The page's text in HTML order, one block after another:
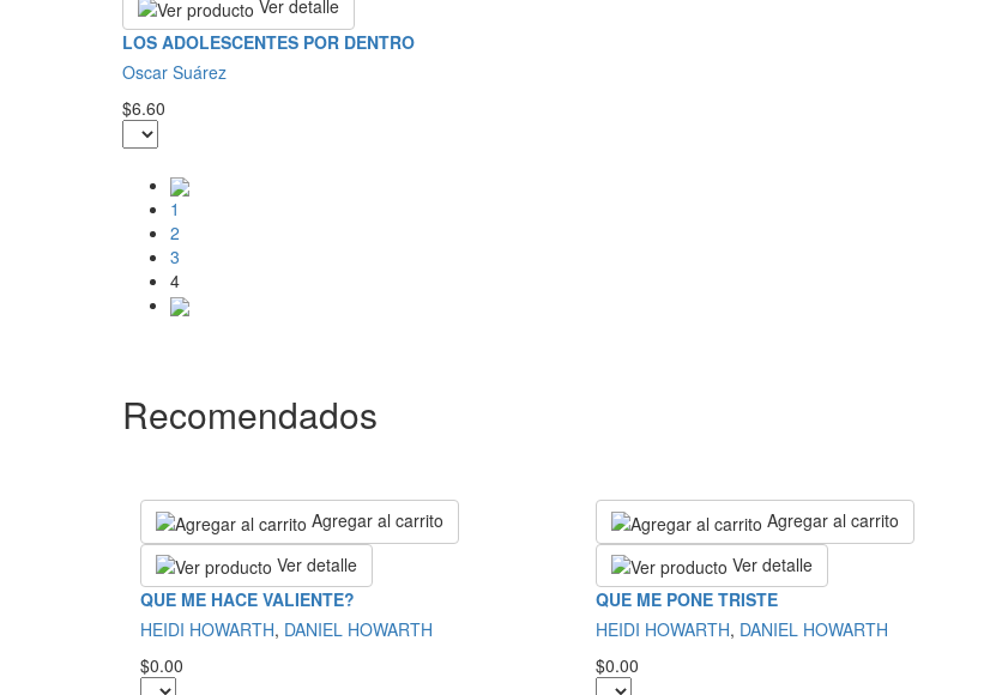
Ver detalle
LOS ADOLESCENTES POR DENTRO
Oscar Suárez
$6.60
1
2
3
4
Recomendados
Agregar al carrito
Ver detalle
QUE ME HACE VALIENTE?
HEIDI HOWARTH, DANIEL HOWARTH
$0.00
Agregar al carrito
Ver detalle
QUE ME PONE TRISTE
HEIDI HOWARTH, DANIEL HOWARTH
$0.00